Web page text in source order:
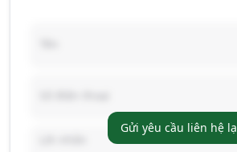
Gửi yêu cầu liên hệ